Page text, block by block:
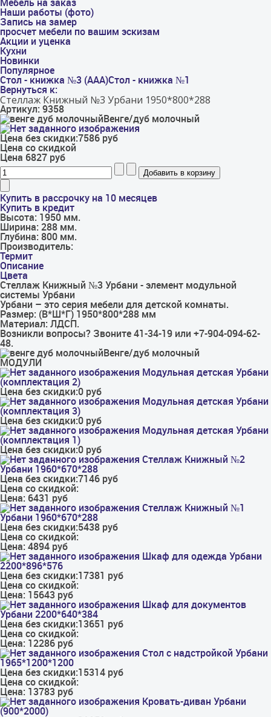
Мебель на заказ
Наши работы (фото)
Запись на замер
просчет мебели по вашим эскизам
Акции и уценка
Кухни
Новинки
Популярное
Стол - книжка №3 (ААА)Стол - книжка №1
Вернуться к:
Стеллаж Книжный №3 Урбани 1950*800*288
Артикул: 9358
Венге/дуб молочный
Цена без скидки:7586 руб
Цена со скидкой
Цена 6827 руб
Купить в рассрочку на 10 месяцев
Купить в кредит
Высота: 1950 мм.
Ширина: 288 мм.
Глубина: 800 мм.
Производитель:
Термит
Описание
Цвета
Стеллаж Книжный №3 Урбани - элемент модульной
системы Урбани
Урбани – это серия мебели для детской комнаты.
Размер: (В*Ш*Г) 1950*800*288 мм
Материал: ЛДСП.
Возникли вопросы? Звоните 41-34-19 или +7-904-094-62-
48.
Венге/дуб молочный
МОДУЛИ
Модульная детская Урбани
(комплектация 2)
Цена без скидки:0 руб
Модульная детская Урбани
(комплектация 3)
Цена без скидки:0 руб
Модульная детская Урбани
(комплектация 1)
Цена без скидки:0 руб
Стеллаж Книжный №2
Урбани 1960*670*288
Цена без скидки:7146 руб
Цена со скидкой:
Цена: 6431 руб
Стеллаж Книжный №1
Урбани 1960*670*288
Цена без скидки:5438 руб
Цена со скидкой:
Цена: 4894 руб
Шкаф для одежда Урбани
2200*896*576
Цена без скидки:17381 руб
Цена со скидкой:
Цена: 15643 руб
Шкаф для документов
Урбани 2200*640*384
Цена без скидки:13651 руб
Цена со скидкой:
Цена: 12286 руб
Стол с надстройкой Урбани
1965*1200*1200
Цена без скидки:15314 руб
Цена со скидкой:
Цена: 13783 руб
Кровать-диван Урбани
(900*2000)